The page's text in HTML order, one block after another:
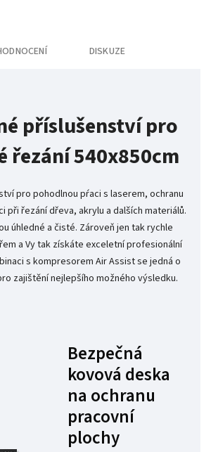
DISKUZE
příslušenství pro
řezání 540x850cm
pro pohodlnou pŕaci s laserem, ochranu
při řezání dřeva, akrylu a dalších materiálů.
úhledné a čisté. Zároveň jen tak rychle
a Vy tak získáte exceletní profesionální
s kompresorem Air Assist se jedná o
zajištění nejlepšího možného výsledku.
Bezpečná
kovová deska
na ochranu
pracovní
plochy